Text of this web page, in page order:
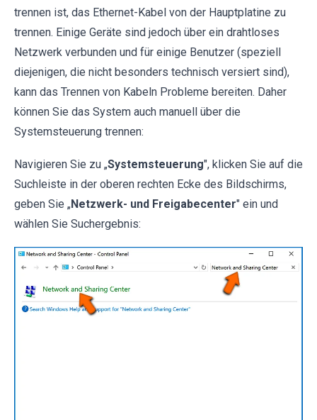
trennen ist, das Ethernet-Kabel von der Hauptplatine zu
trennen. Einige Geräte sind jedoch über ein drahtloses
Netzwerk verbunden und für einige Benutzer (speziell
diejenigen, die nicht besonders technisch versiert sind),
kann das Trennen von Kabeln Probleme bereiten. Daher
können Sie das System auch manuell über die
Systemsteuerung trennen:
Navigieren Sie zu „Systemsteuerung", klicken Sie auf die
Suchleiste in der oberen rechten Ecke des Bildschirms,
geben Sie „Netzwerk- und Freigabecenter" ein und
wählen Sie Suchergebnis: